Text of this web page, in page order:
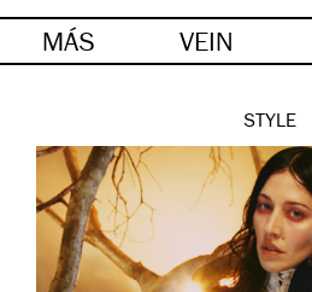
MÁS VEIN
STYLE